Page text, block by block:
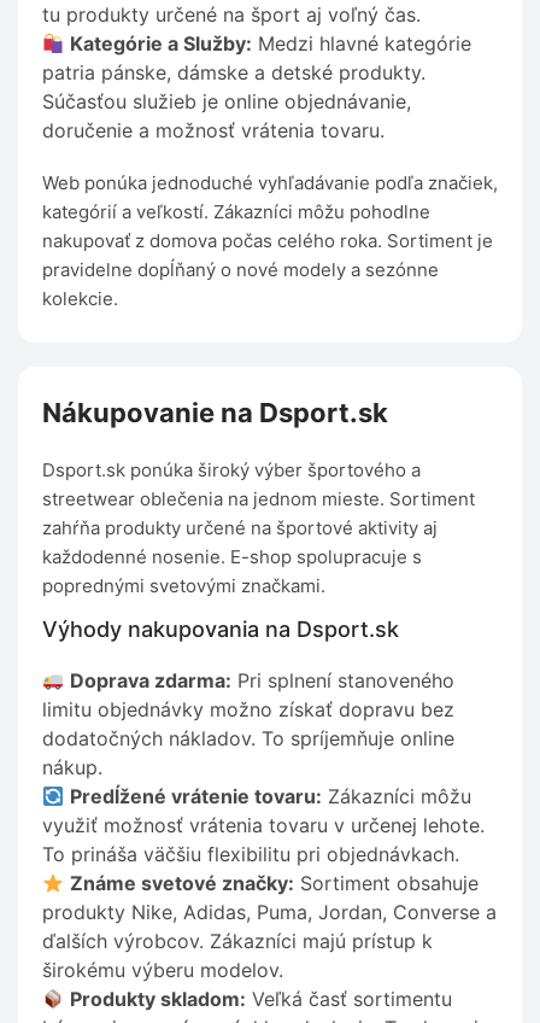
tu produkty určené na šport aj voľný čas.
Kategórie a Služby: Medzi hlavné kategórie
patria pánske, dámske a detské produkty.
Súčasťou služieb je online objednávanie,
doručenie a možnosť vrátenia tovaru.
Web ponúka jednoduché vyhľadávanie podľa značiek,
kategórií a veľkostí. Zákazníci môžu pohodlne
nakupovať z domova počas celého roka. Sortiment je
pravidelne dopĺňaný o nové modely a sezónne
kolekcie.
Nákupovanie na Dsport.sk
Dsport.sk ponúka široký výber športového a
streetwear oblečenia na jednom mieste. Sortiment
zahŕňa produkty určené na športové aktivity aj
každodenné nosenie. E-shop spolupracuje s
poprednými svetovými značkami.
Výhody nakupovania na Dsport.sk
Doprava zdarma: Pri splnení stanoveného
limitu objednávky možno získať dopravu bez
dodatočných nákladov. To spríjemňuje online
nákup.
Predĺžené vrátenie tovaru: Zákazníci môžu
využiť možnosť vrátenia tovaru v určenej lehote.
To prináša väčšiu flexibilitu pri objednávkach.
Známe svetové značky: Sortiment obsahuje
produkty Nike, Adidas, Puma, Jordan, Converse a
ďalších výrobcov. Zákazníci majú prístup k
širokému výberu modelov.
Produkty skladom: Veľká časť sortimentu